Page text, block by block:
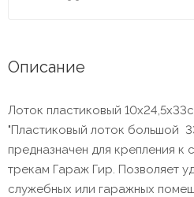
Описание
Лоток пластиковый
"Пластиковый лоток большой
предназначен для крепления к
трекам Гараж Гир. Позволяет
служебных или гаражных